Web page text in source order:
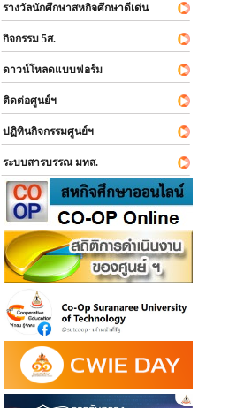
งวัลนักศึกษาสหกิจศึกษาดีเด่น
กรรม 5ส.
วน์โหลดแบบฟอร์ม
ต่อศูนย์ฯ
ทินกิจกรรมศูนย์ฯ
บบสารบรรณ มทส.